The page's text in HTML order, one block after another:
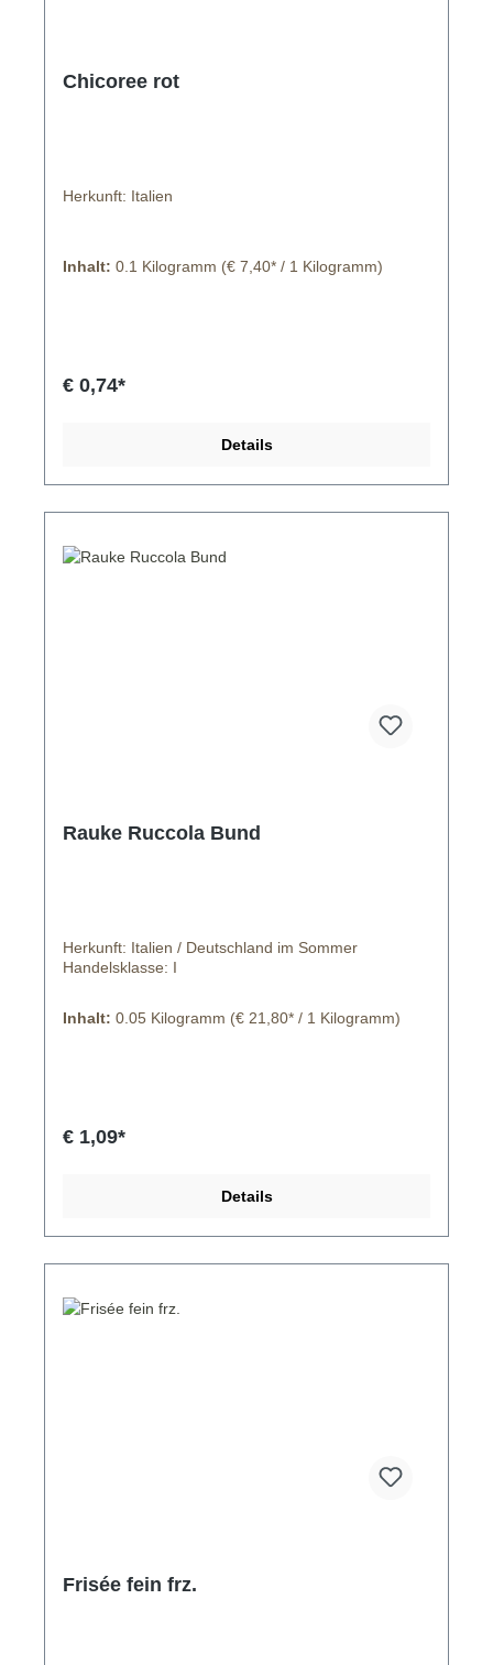
Chicoree rot
Herkunft: Italien
Inhalt: 0.1 Kilogramm (€ 7,40* / 1 Kilogramm)
€ 0,74*
Details
Rauke Ruccola Bund
Herkunft: Italien / Deutschland im Sommer
Handelsklasse: I
Inhalt: 0.05 Kilogramm (€ 21,80* / 1 Kilogramm)
€ 1,09*
Details
Frisée fein frz.